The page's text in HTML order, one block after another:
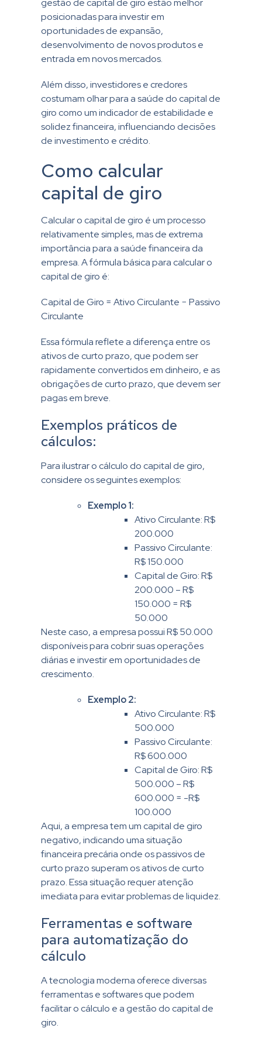
gestão de capital de giro estão melhor
posicionadas para investir em
oportunidades de expansão,
desenvolvimento de novos produtos e
entrada em novos mercados.
Além disso, investidores e credores
costumam olhar para a saúde do capital de
giro como um indicador de estabilidade e
solidez financeira, influenciando decisões
de investimento e crédito.
Como calcular
capital de giro
Calcular o capital de giro é um processo
relativamente simples, mas de extrema
importância para a saúde financeira da
empresa. A fórmula básica para calcular o
capital de giro é:
Capital de Giro = Ativo Circulante − Passivo
Circulante
Essa fórmula reflete a diferença entre os
ativos de curto prazo, que podem ser
rapidamente convertidos em dinheiro, e as
obrigações de curto prazo, que devem ser
pagas em breve.
Exemplos práticos de
cálculos:
Para ilustrar o cálculo do capital de giro,
considere os seguintes exemplos:
Exemplo 1:
Ativo Circulante: R$
200.000
Passivo Circulante:
R$ 150.000
Capital de Giro: R$
200.000 – R$
150.000 = R$
50.000
Neste caso, a empresa possui R$ 50.000
disponíveis para cobrir suas operações
diárias e investir em oportunidades de
crescimento.
Exemplo 2:
Ativo Circulante: R$
500.000
Passivo Circulante:
R$ 600.000
Capital de Giro: R$
500.000 – R$
600.000 = -R$
100.000
Aqui, a empresa tem um capital de giro
negativo, indicando uma situação
financeira precária onde os passivos de
curto prazo superam os ativos de curto
prazo. Essa situação requer atenção
imediata para evitar problemas de liquidez.
Ferramentas e software
para automatização do
cálculo
A tecnologia moderna oferece diversas
ferramentas e softwares que podem
facilitar o cálculo e a gestão do capital de
giro.